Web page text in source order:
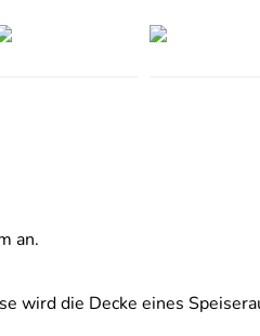
an.
wird die Decke eines